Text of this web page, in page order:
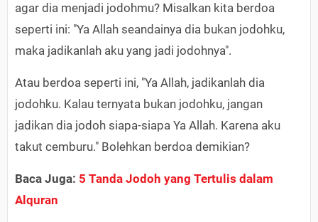
agar dia menjadi jodohmu? Misalkan kita berdoa
seperti ini: "Ya Allah seandainya dia bukan jodohku,
maka jadikanlah aku yang jadi jodohnya".
Atau berdoa seperti ini, "Ya Allah, jadikanlah dia
jodohku. Kalau ternyata bukan jodohku, jangan
jadikan dia jodoh siapa-siapa Ya Allah. Karena aku
takut cemburu." Bolehkan berdoa demikian?
Baca Juga: 5 Tanda Jodoh yang Tertulis dalam
Alquran